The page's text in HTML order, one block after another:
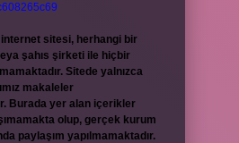
internet sitesi, herhangi bir
şahıs şirketi ile hiçbir
Sitede yalnızca
makaleler
Burada yer alan içerikler
olup, gerçek kurum
paylaşım yapılmamaktadır.